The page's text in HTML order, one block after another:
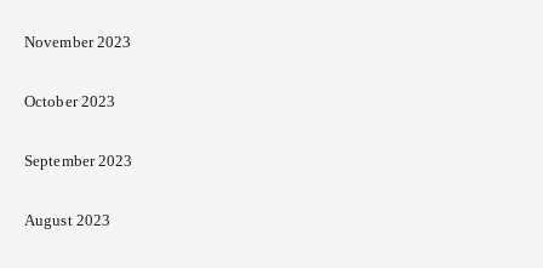
November 2023
October 2023
September 2023
August 2023